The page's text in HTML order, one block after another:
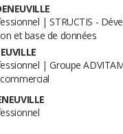
| STRUCTIS -
et base de données
| Groupe